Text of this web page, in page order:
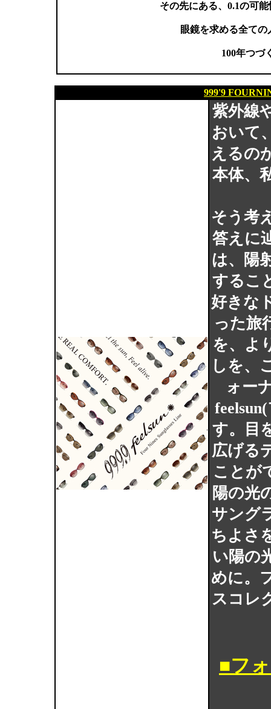
その先にある、0.1の可
眼鏡を求める全て
100年つづ
999'9
紫外線
おいて
えるの
本体、
そう考
答えに
は、陽
するこ
好きな
った旅
を、よ
しを、
ォー
す。目
広げる
ことが
陽の光
サング
ちよさ
い陽の
めに。
スコレ
■フ